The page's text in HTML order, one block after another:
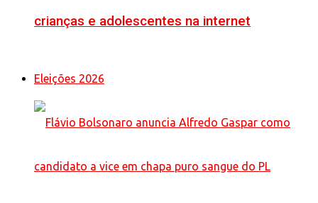
crianças e adolescentes na internet
Eleições 2026